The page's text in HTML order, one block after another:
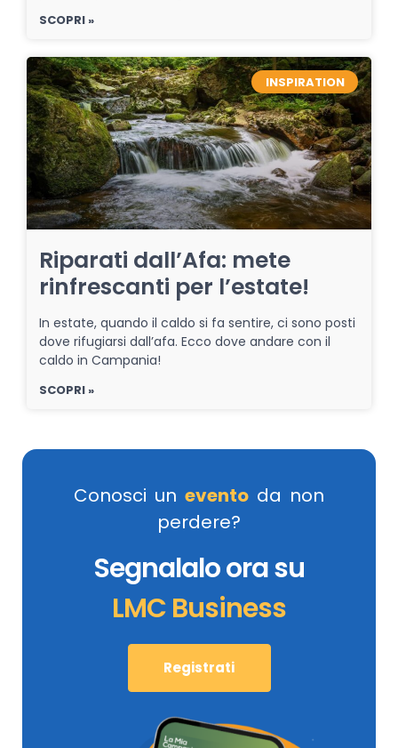
SCOPRI »
INSPIRATION
Riparati dall’Afa: mete
rinfrescanti per l’estate!
In estate, quando il caldo si fa sentire, ci sono posti
dove rifugiarsi dall’afa. Ecco dove andare con il
caldo in Campania!
SCOPRI »
Conosci un evento da non
perdere?
Segnalalo ora su
LMC Business
Registrati